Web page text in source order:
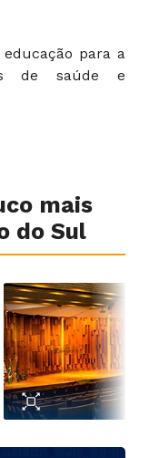
para a
de saúde e
mais
do Sul